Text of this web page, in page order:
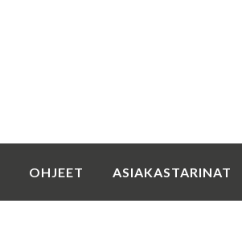
OHJEET ASIAKASTARINAT